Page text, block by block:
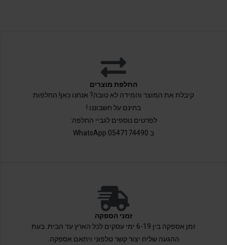
החלפת מוצרים
קיבלת את המוצר והמידה לא טובה? אנחנו כאן! החלפות
בחינם על חשבוננו !
לפרטים נוספים לגביי החלפה:
ב 0547174490 WhatsApp
זמני הספקה
זמן אספקה בין 6-19 ימי עסקים לכל הארץ עד הבית. בעת
ההגעה שליח יצור קשר טלפוני ויתאם אספקה.